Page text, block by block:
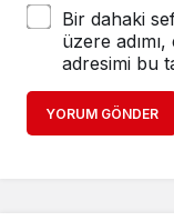
Bir dahaki
üzere
adresimi bu
YORUM GÖNDER